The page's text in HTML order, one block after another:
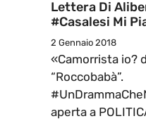
Lettera Di
#Casalesi Mi
2 Gennaio 2018
«Camorrista io?
“Roccobabà”.
aperta a